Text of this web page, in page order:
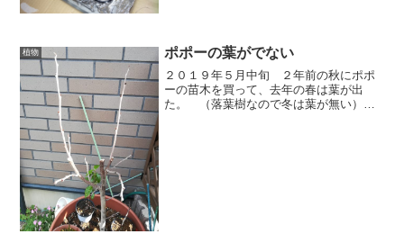
た。その後、そのね...
植物 ポポーの葉がでない
２０１９年５月中旬 ２年前の秋にポポ
ーの苗木を買って、去年の春は葉が出
た。 （落葉樹なので冬は葉が無い）